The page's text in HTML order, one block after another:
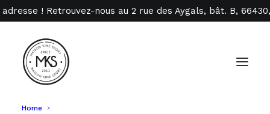
! Retrouvez-nous au 2 rue des Aygals, bât. B,
Home